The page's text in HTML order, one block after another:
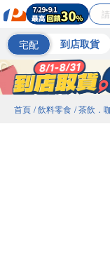
宅配 到店取貨
首頁 / 飲料零食 / 茶飲．